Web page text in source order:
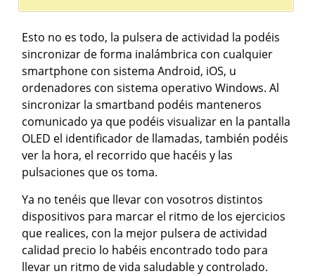
Esto no es todo, la pulsera de actividad la podéis
sincronizar de forma inalámbrica con cualquier
smartphone con sistema Android, iOS, u
ordenadores con sistema operativo Windows. Al
sincronizar la smartband podéis manteneros
comunicado ya que podéis visualizar en la pantalla
OLED el identificador de llamadas, también podéis
ver la hora, el recorrido que hacéis y las
pulsaciones que os toma.
Ya no tenéis que llevar con vosotros distintos
dispositivos para marcar el ritmo de los ejercicios
que realices, con la mejor pulsera de actividad
calidad precio lo habéis encontrado todo para
llevar un ritmo de vida saludable y controlado.